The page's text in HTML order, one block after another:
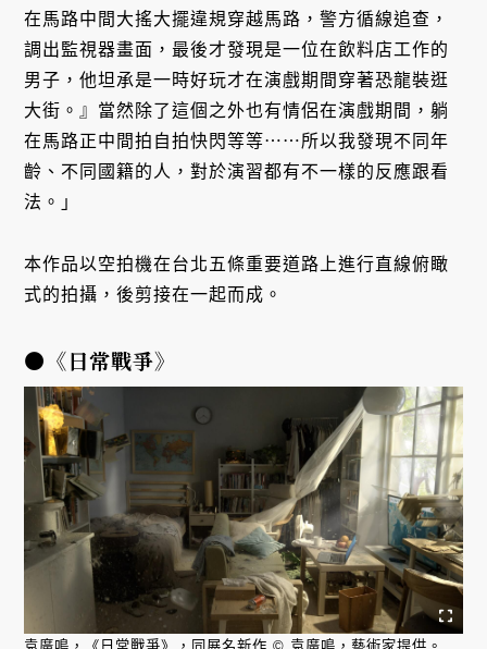
在馬路中間大搖大擺違規穿越馬路，警方循線追查，
調出監視器畫面，最後才發現是一位在飲料店工作的
男子，他坦承是一時好玩才在演戲期間穿著恐龍裝逛
大街。』當然除了這個之外也有情侶在演戲期間，躺
在馬路正中間拍自拍快閃等等⋯⋯所以我發現不同年
齡、不同國籍的人，對於演習都有不一樣的反應跟看
法。」
本作品以空拍機在台北五條重要道路上進行直線俯瞰
式的拍攝，後剪接在一起而成。
●《日常戰爭》